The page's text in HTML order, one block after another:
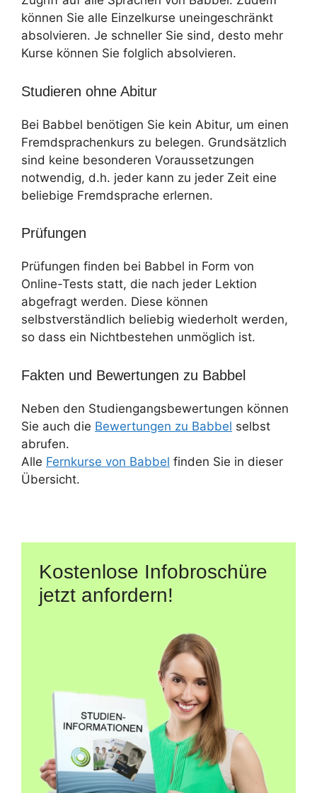
können Sie alle Einzelkurse uneingeschränkt
absolvieren. Je schneller Sie sind, desto mehr
Kurse können Sie folglich absolvieren.
Studieren ohne Abitur
Bei Babbel benötigen Sie kein Abitur, um einen
Fremdsprachenkurs zu belegen. Grundsätzlich
sind keine besonderen Voraussetzungen
notwendig, d.h. jeder kann zu jeder Zeit eine
beliebige Fremdsprache erlernen.
Prüfungen
Prüfungen finden bei Babbel in Form von
Online-Tests statt, die nach jeder Lektion
abgefragt werden. Diese können
selbstverständlich beliebig wiederholt werden,
so dass ein Nichtbestehen unmöglich ist.
Fakten und Bewertungen zu Babbel
Neben den Studiengangsbewertungen können
Sie auch die Bewertungen zu Babbel selbst
abrufen.
Alle Fernkurse von Babbel finden Sie in dieser
Übersicht.
Kostenlose Infobroschüre
jetzt anfordern!